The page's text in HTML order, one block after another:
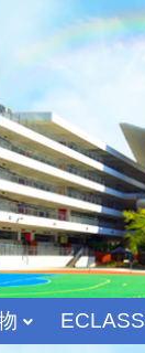
ECLASS